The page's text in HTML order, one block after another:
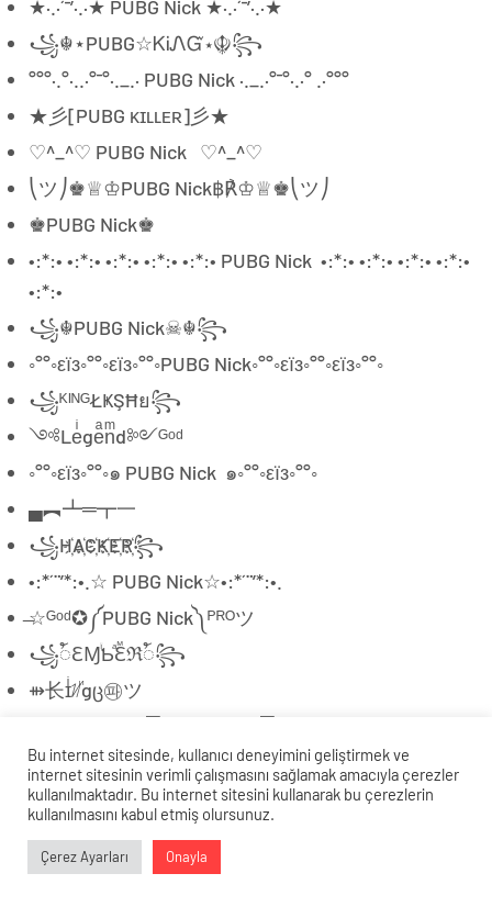
0 0
★·.·´¯’·.·★ PUBG Nick ★·.·´¯’·.·★
꧁☬⋆PUBG☆ᏦᎥᏁᏳ⋆☬꧂
°°°·.°·..·°¯°·._.· PUBG Nick ·._.·°¯°·.·° .·°°°
★彡[PUBG ᴋɪʟʟᴇʀ]彡★
♡^_^♡ PUBG Nick ♡^_^♡
⎝ツ⎠♚♕♔PUBG Nick฿℟♔♕♚⎝ツ⎠
♚PUBG Nick♚
•:*:• •:*:• •:*:• •:*:• •:*:• PUBG Nick •:*:• •:*:• •:*:• •:*:•
•:*:•
꧁☬PUBG Nick☠︎☬꧂
◦°°◦εїз◦°°◦εїз◦°°◦PUBG Nick◦°°◦εїз◦°°◦εїз◦°°◦
꧁ᴷᴵᴺᴳŁҜŞĦย꧂
༺Leͥgeͣnͫd༻ᴳᵒᵈ
◦°°◦εїз◦°°◦๑ PUBG Nick ๑◦°°◦εїз◦°°◦
▄︻┻═┳一
꧁H҉A҉C҉K҉E҉R҉꧂
•:*´¨’*:•.☆ PUBG Nick☆•:*´¨’*:•.
̶☆ᴳᵒᵈ✪༼PUBG Nick༽ᴾᴿᴼツ
꧁ꪳℇⱮꙶƄⷶℇⷨℜꪳ꧂
⇻长ɪͥᜬꙵgც㉺ツ
ƬψƬ夔❥Ƙϊʛ德
꧁๖ۣۣۜLⓎⒶ๖ۣۣۜN♡꧂
…¤¸¸.·´¯’·.¸·.>>–»
[[ PUBG Nick]]
çerez konumlandırmaktayız. Detaylar için
Bu internet sitesinde, kullanıcı deneyimini geliştirmek ve
internet sitesinin verimli çalışmasını sağlamak amacıyla çerezler
kullanılmaktadır. Bu internet sitesini kullanarak bu çerezlerin
kullanılmasını kabul etmiş olursunuz.
Çerez Ayarları Onayla